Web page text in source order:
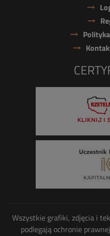
Wszystkie grafiki, zdjęcia i
podlegają ochronie